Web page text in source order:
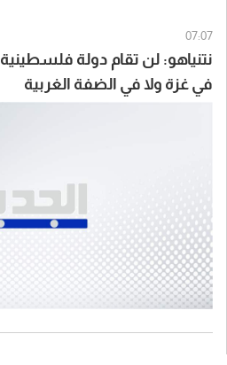
07:07
نتنياهو: لن تقام دولة
في غزة ولا في الضفة الغربية